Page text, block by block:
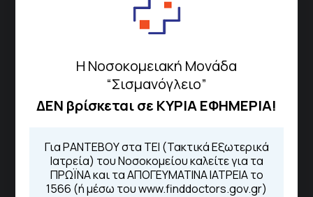
Η Νοσοκομειακή Μονάδα
“Σισμανόγλειο”
ΔΕΝ βρίσκεται σε ΚΥΡΙΑ ΕΦΗΜΕΡΙΑ!
Για ΡΑΝΤΕΒΟΥ στα ΤΕΙ (Τακτικά Εξωτερικά
Ιατρεία) του Νοσοκομείου καλείτε για τα
ΠΡΩΪΝΑ και τα ΑΠΟΓΕΥΜΑΤΙΝΑ ΙΑΤΡΕΙΑ το
1566 (ή μέσω του www.finddoctors.gov.gr)
Για τα πρωινά και τα απογευματινά
Από τον ιστότοποeΡαντεβού
Μέσω της εφαρμογής "MyHealth
App"